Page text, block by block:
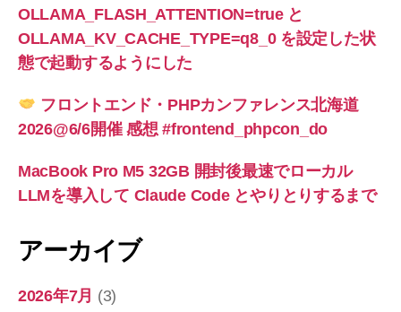
OLLAMA_FLASH_ATTENTION=true と
OLLAMA_KV_CACHE_TYPE=q8_0 を設定した状
態で起動するようにした
フロントエンド・PHPカンファレンス北海道
2026@6/6開催 感想 #frontend_phpcon_do
MacBook Pro M5 32GB 開封後最速でローカル
LLMを導入して Claude Code とやりとりするまで
アーカイブ
2026年7月 (3)